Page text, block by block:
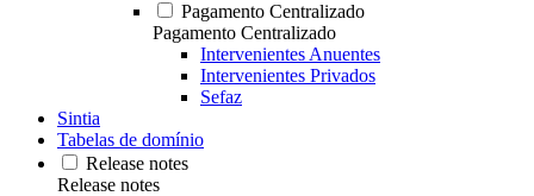
Pagamento Centralizado
Pagamento Centralizado
Intervenientes Anuentes
Intervenientes Privados
Sefaz
Sintia
Tabelas de domínio
Release notes
Release notes